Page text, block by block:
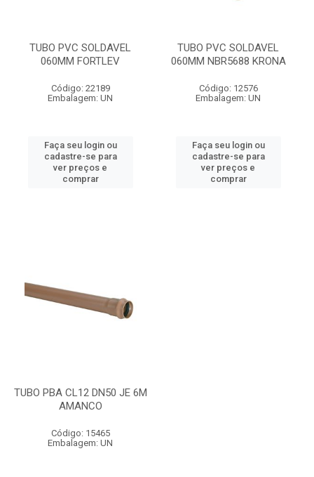
TUBO PVC SOLDAVEL
060MM FORTLEV
Código: 22189
Embalagem: UN
Faça seu login ou
cadastre-se para
ver preços e
comprar
TUBO PVC SOLDAVEL
060MM NBR5688 KRONA
Código: 12576
Embalagem: UN
Faça seu login ou
cadastre-se para
ver preços e
comprar
TUBO PBA CL12 DN50 JE 6M
AMANCO
Código: 15465
Embalagem: UN